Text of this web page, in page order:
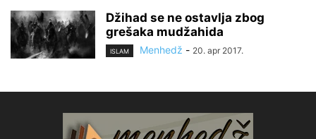
Džihad se ne ostavlja zbog
grešaka mudžahida
ISLAM Menhedž - 20. apr 2017.